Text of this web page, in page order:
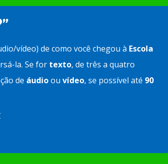
vídeo) de como você chegou à Escola
la. Se for texto, de três a quatro
de áudioou vídeo, se possível até 90